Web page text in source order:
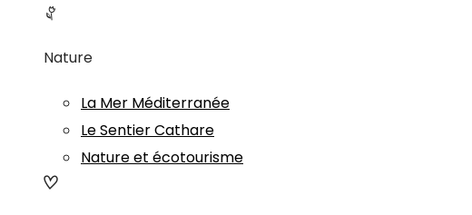
Nature
La Mer Méditerranée
Le Sentier Cathare
Nature et écotourisme